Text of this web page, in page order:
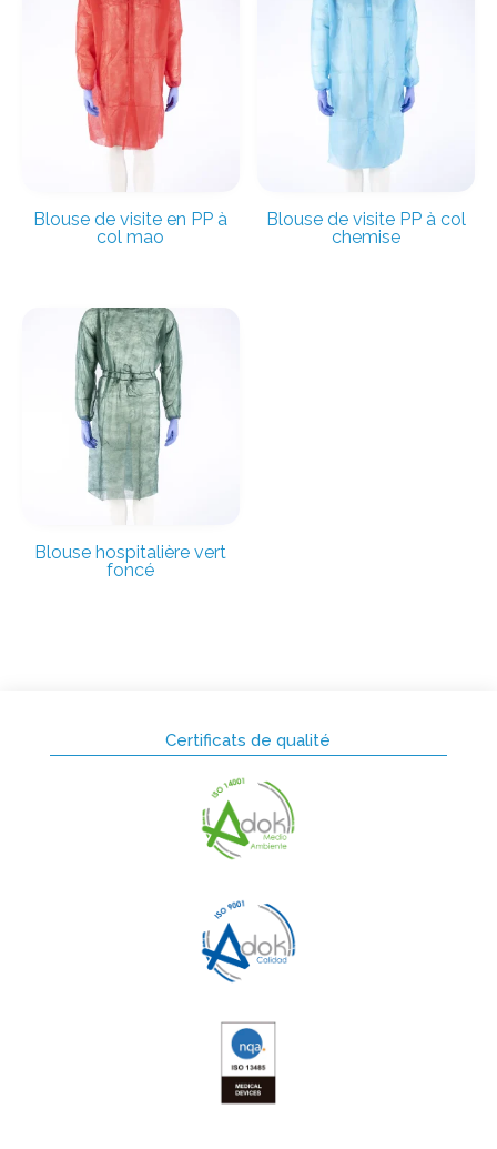
Blouse de visite en PP à
col mao
Blouse de visite PP à col
chemise
Blouse hospitalière vert
foncé
Certificats de qualité